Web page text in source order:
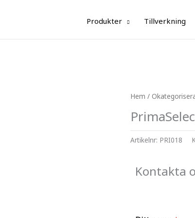
Produkter Tillverkning
Hem /
Artikelnr: PRI018
Kontakta